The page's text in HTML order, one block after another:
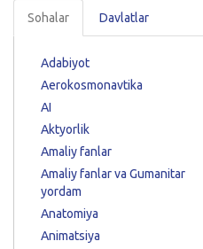
Sohalar Davlatlar
Adabiyot
Aerokosmonavtika
AI
Aktyorlik
Amaliy fanlar
Amaliy fanlar va Gumanitar
yordam
Anatomiya
Animatsiya